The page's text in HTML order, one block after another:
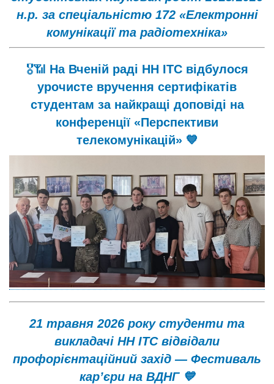
н.р. за спеціальністю 172 «Електронні
комунікації та радіотехніка»
🎖📶 На Вченій раді НН ІТС відбулося
урочисте вручення сертифікатів
студентам за найкращі доповіді на
конференції «Перспективи
телекомунікацій» 💙
21 травня 2026 року студенти та
викладачі НН ІТС відвідали
профорієнтаційний захід — Фестиваль
кар’єри на ВДНГ 💙